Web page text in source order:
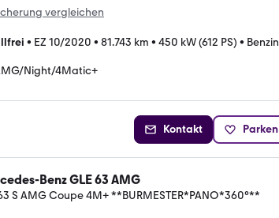
vergleichen
• EZ 10/2020 • 81.743 km • 450 kW (612 PS) • Benzin
Night/4Matic+
Kontakt Parken
Benz GLE 63 AMG
S AMG Coupe 4M+ **BURMESTER*PANO*360°**